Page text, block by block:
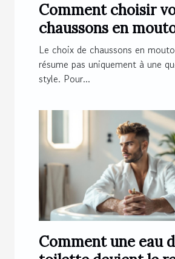
Comment choisir
chaussons en
un confort optimal
Le choix de chaussons en
résume pas uniquement à une
style. Pour...
Comment une eau